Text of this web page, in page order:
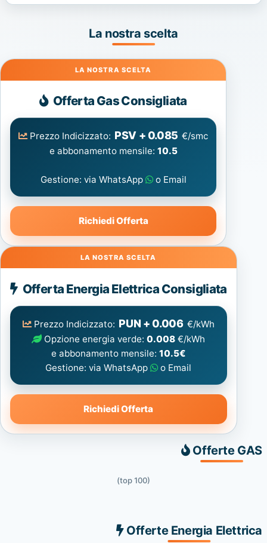
La nostra scelta
Gas
Offerta Gas Consigliata
Prezzo Indicizzato: PSV + 0.085 €/smc
e abbonamento mensile: 10.5
Gestione: via WhatsApp o Email
Richiedi Offerta
Energia
Elettrica
consigliata
Offerta Energia Elettrica Consigliata
Prezzo Indicizzato: PUN + 0.006 €/kWh
Opzione energia verde:0.008 €/kWh
e abbonamento mensile: 10.5€
Gestione: via WhatsApp
o Email
Richiedi Offerta
Offerte GAS
(top 100)
Offerte Energia Elettrica